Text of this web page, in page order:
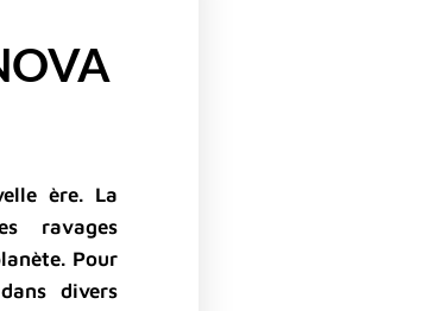
ère. La
ravages
Pour
divers